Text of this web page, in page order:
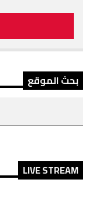
بحث الموقع
LIVE STREAM